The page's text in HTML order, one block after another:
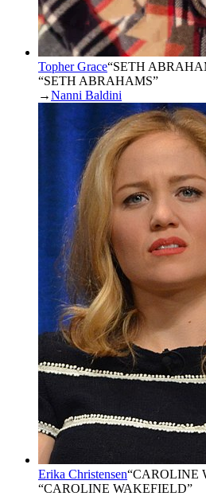
Topher Grace“SETH
“SETH ABRAHAMS”
→Nanni Baldini
Erika Christensen“CAROLINE
“CAROLINE WAKEFIELD”